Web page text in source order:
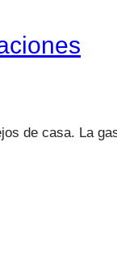
de casa. La